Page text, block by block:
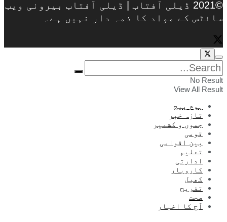
©2021 ڈیلی آفتاب | ڈیلی آفتاب بیرونی ویب
سائٹس کے مواد کا ذمہ دار نہیں ہے۔
No Result
View All Result
ہوم پیج
تازہ خبر
جموں و کشمیر
قومی
بین اقوامی
تعلیم
ادارتی
کاروبار
کھیل
تفریح
صحت
آج کا اخبار